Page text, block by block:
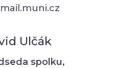
Ulčák
spolku,